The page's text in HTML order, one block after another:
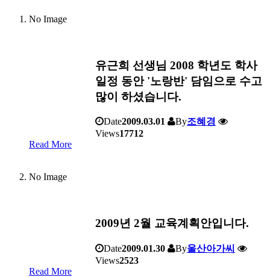
No Image
유근희 선생님 2008 학년도 학사
일정 동안 '노랑반' 담임으로 수고
많이 하셨습니다.
Date2009.03.01 By조혜경
Views17712
Read More
No Image
2009년 2월 교육계획안입니다.
Date2009.01.30 By울산아가씨
Views2523
Read More